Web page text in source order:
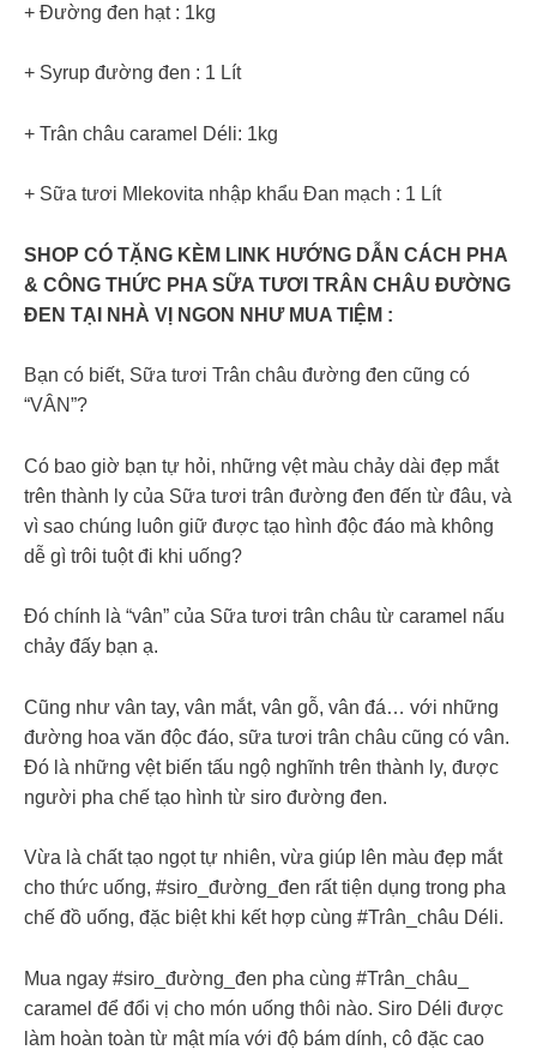
+ Đường đen hạt : 1kg
+ Syrup đường đen : 1 Lít
+ Trân châu caramel Déli: 1kg
+ Sữa tươi Mlekovita nhập khẩu Đan mạch : 1 Lít
SHOP CÓ TẶNG KÈM LINK HƯỚNG DẪN CÁCH PHA
& CÔNG THỨC PHA SỮA TƯƠI TRÂN CHÂU ĐƯỜNG
ĐEN TẠI NHÀ VỊ NGON NHƯ MUA TIỆM :
Bạn có biết, Sữa tươi Trân châu đường đen cũng có
“VÂN”?
Có bao giờ bạn tự hỏi, những vệt màu chảy dài đẹp mắt
trên thành ly của Sữa tươi trân đường đen đến từ đâu, và
vì sao chúng luôn giữ được tạo hình độc đáo mà không
dễ gì trôi tuột đi khi uống?
Đó chính là “vân” của Sữa tươi trân châu từ caramel nấu
chảy đấy bạn ạ.
Cũng như vân tay, vân mắt, vân gỗ, vân đá… với những
đường hoa văn độc đáo, sữa tươi trân châu cũng có vân.
Đó là những vệt biến tấu ngộ nghĩnh trên thành ly, được
người pha chế tạo hình từ siro đường đen.
Vừa là chất tạo ngọt tự nhiên, vừa giúp lên màu đẹp mắt
cho thức uống, #siro_đường_đen rất tiện dụng trong pha
chế đồ uống, đặc biệt khi kết hợp cùng #Trân_châu Déli.
Mua ngay #siro_đường_đen pha cùng #Trân_châu_
caramel để đổi vị cho món uống thôi nào. Siro Déli được
làm hoàn toàn từ mật mía với độ bám dính, cô đặc cao